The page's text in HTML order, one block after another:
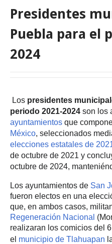
Presidentes
Puebla para el
2024
Los presidentes
periodo 2021-2024 son los
ayuntamientos que
México, seleccionados
elecciones estatales de
de octubre de 2021 y
octubre de 2024,
Los ayuntamientos de San
fueron electos en una
que, en ambos casos,
Regeneración Nacional
realizaran los comicios del
el municipio de Tlahuapan